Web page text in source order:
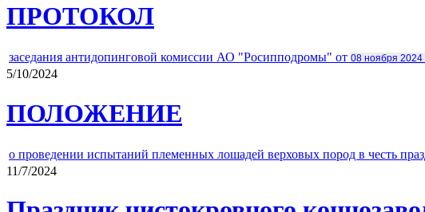
ПРОТОКОЛ
заседания антидопинговой комиссии АО "Росипподромы" от 08 ноября 2024
5/10/2024
ПОЛОЖЕНИЕ
о проведении испытаний племенных лошадей верховых пород в честь
11/7/2024